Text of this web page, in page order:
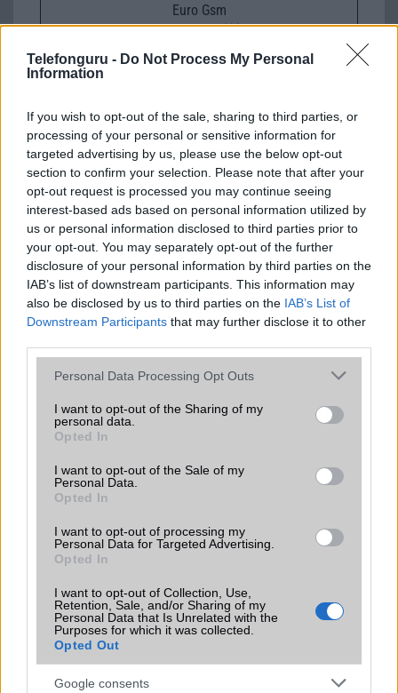
Telefonguru - Do Not Process My Personal
Information
If you wish to opt-out of the sale, sharing to third parties, or
processing of your personal or sensitive information for
targeted advertising by us, please use the below opt-out
section to confirm your selection. Please note that after your
opt-out request is processed you may continue seeing
interest-based ads based on personal information utilized by
us or personal information disclosed to third parties prior to
your opt-out. You may separately opt-out of the further
disclosure of your personal information by third parties on the
IAB’s list of downstream participants. This information may
also be disclosed by us to third parties on the IAB’s List of
Downstream Participants that may further disclose it to other
Please note that this website/app uses one or more Google
not limited to your visit or usage behaviour. You may click to
grant or deny consent to Google and its third-party tags to
use your data for below specified purposes in below Google
consent section.
Personal Data Processing Opt Outs
I want to opt-out of the Sharing of my
personal data.
Opted In
I want to opt-out of the Sale of my
Personal Data.
Opted In
I want to opt-out of processing my
Personal Data for Targeted Advertising.
Opted In
I want to opt-out of Collection, Use,
Retention, Sale, and/or Sharing of my
Personal Data that Is Unrelated with the
Purposes for which it was collected.
Opted Out
Google consents
Euro Gsm
312.000 Ft (új)
Nyugati GSM
300.000 Ft (új)
Számos népszerű Samsung Galaxy
készülék kimarad a One UI 9
frissítésből – itt a lista az érintett
modellekről
2026.06.30| Phone Arena
A One UI 9 érkezése új mesterséges intelligencia-
funkciókat és továbbfejlesztett kezelőfelületet hoz,
azonban több korábbi csúcskategóriás és középkategóriás
iPhone 18 bemutató dátum - ekkor
rántja le a leplet az Apple az új
csúcsmobilokról
2026.06.29| Phone Arena
A szeptemberi eseményen az iPhone 18 Pro modellek
mellett a régóta pletykált hajlítható iPhone Ultra is
bemutatkozhat, miközben az áremelésekről szóló
találgatások továbbra is beárnyékolják a rajtot.